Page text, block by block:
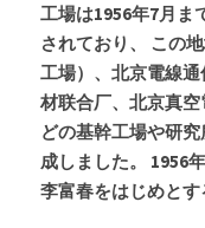
工場は1956年7月ま
されており、 この
工場）、北京電線
材联合厂、北京真
どの基幹工場や研
成しました。 1956
李富春をはじめとす